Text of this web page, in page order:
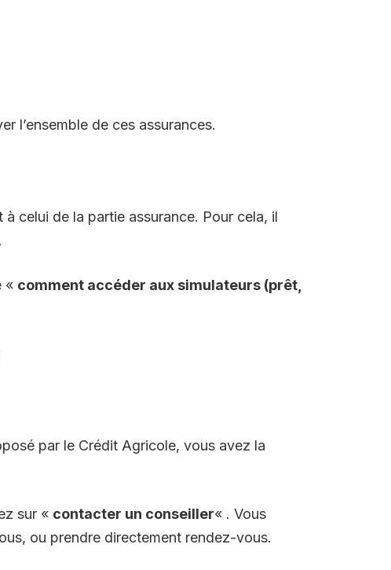
l’ensemble de ces assurances.
celui de la partie assurance. Pour cela, il
« comment accéder aux simulateurs (prêt,
par le Crédit Agricole, vous avez la
sur « contacter un conseiller« . Vous
ou prendre directement rendez-vous.